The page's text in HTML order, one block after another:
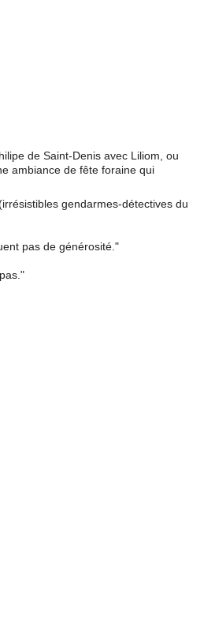
de Saint-Denis avec Liliom, ou
ambiance de fête foraine qui
gendarmes-détectives du
pas de générosité."